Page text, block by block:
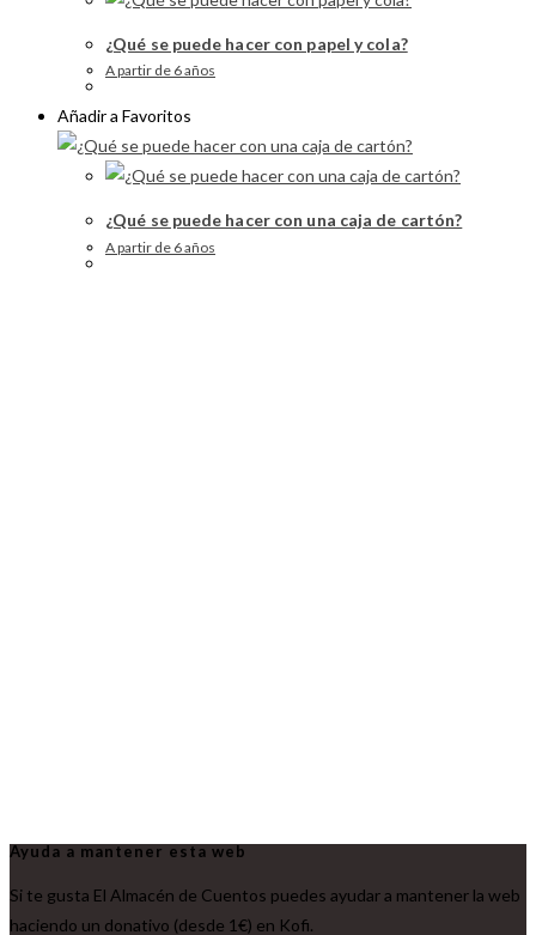
¿Qué se puede hacer con papel y cola?
A partir de 6 años
Añadir a Favoritos
¿Qué se puede hacer con una caja de cartón?
A partir de 6 años
Ayuda a mantener esta web
Si te gusta El Almacén de Cuentos puedes ayudar a mantener la web
haciendo un donativo (desde 1€) en Kofi.